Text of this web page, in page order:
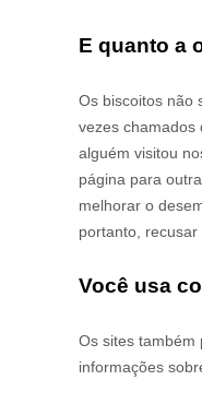
E quanto a
Os biscoitos não
vezes chamados
alguém visitou
página para
melhorar o
portanto, recusar
Você usa
Os sites também
informações